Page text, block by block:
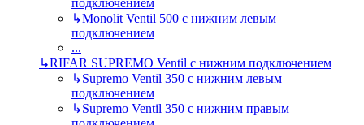
↳Monolit Ventil 500 с нижним левым
подключением
...
↳RIFAR SUPREMO Ventil с нижним подключением
↳Supremo Ventil 350 с нижним левым
подключением
↳Supremo Ventil 350 с нижним правым